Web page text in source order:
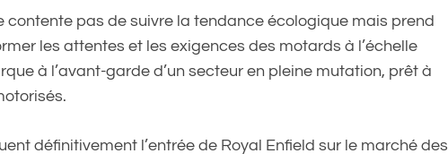
contente pas de suivre la tendance écologique mais prend
les attentes et les exigences des motards à l’échelle
à l’avant-garde d’un secteur en pleine mutation, prêt à
définitivement l’entrée de Royal Enfield sur le marché des